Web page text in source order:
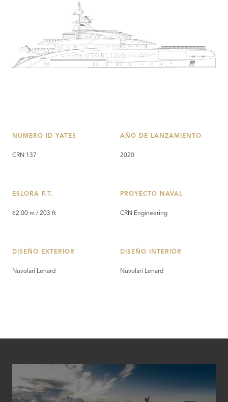
NÚMERO ID YATES
CRN 137
AÑO DE LANZAMIENTO
2020
ESLORA F.T.
62.00 m / 203 ft
PROYECTO NAVAL
CRN Engineering
DISEÑO EXTERIOR
Nuvolari Lenard
DISEÑO INTERIOR
Nuvolari Lenard